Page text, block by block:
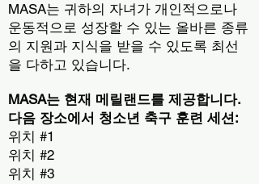
MASA는 귀하의 자녀가 개인적으로나
운동적으로 성장할 수 있는 올바른 종류
의 지원과 지식을 받을 수 있도록 최선
을 다하고 있습니다.
MASA는 현재 메릴랜드를 제공합니다.
다음 장소에서 청소년 축구 훈련 세션:
위치 #1
위치 #2
위치 #3